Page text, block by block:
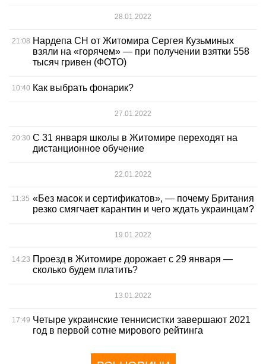
28.01.2022
21:08 Нардепа СН от Житомира Сергея Кузьминых
взяли на «горячем» — при получении взятки 558
тысяч гривен (ФОТО)
10:40 Как выбрать фонарик?
27.01.2022
20:30 С 31 января школы в Житомире переходят на
дистанционное обучение
22.01.2022
11:35 «Без масок и сертификатов», — почему Британия
резко смягчает карантин и чего ждать украинцам?
19.01.2022
14:23 Проезд в Житомире дорожает с 29 января —
сколько будем платить?
13.01.2022
17:49 Четыре украинские теннисистки завершают 2021
год в первой сотне мирового рейтинга